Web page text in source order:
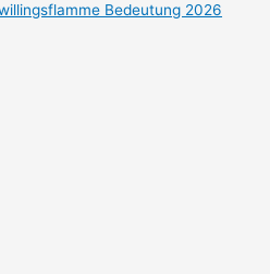
Bedeutung 2026